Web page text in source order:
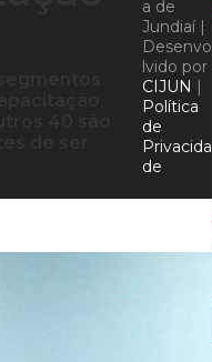
a de
Jundiaí |
Desenvo
lvido por
CIJUN |
Política
de
Privacida
de